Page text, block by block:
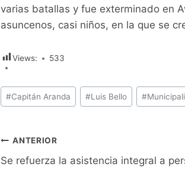
varias batallas y fue exterminado en
asuncenos, casi niños, en la que se
Views: 533
Etiquetas
de
entrada:
#Capitán Aranda #Luis Bello #
Navegación
ANTERIOR
Se refuerza la asistencia integral a